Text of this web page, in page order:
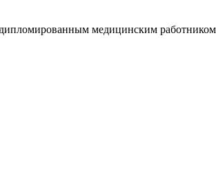
дипломированным медицинским работником